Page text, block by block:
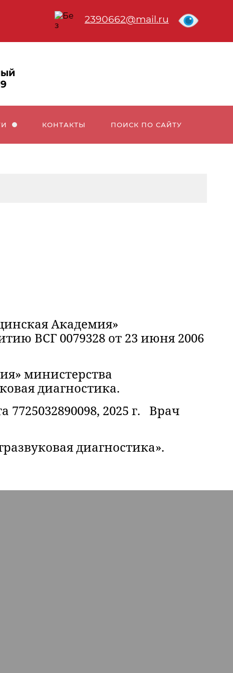
2390662@mail.ru
КОНТАКТЫ ПОИСК ПО САЙТУ
Академия»
ВСГ 0079328 от 23 июня 2006
министерства
диагностика.
2025 г. Врач
диагностика».